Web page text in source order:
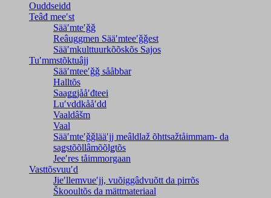
Ouddseidd
Teâđ meeʹst
Sääʹmteʹǧǧ
Reâuggmen Sääʹmteeʹǧǧest
Sääʹmkulttuurkõõskõs Sajos
Tuʹmmstõktuâjj
Sääʹmteeʹǧǧ sååbbar
Halltõs
Saaǥǥjååʹđteei
Luʹvddkååʹdd
Vaaldâšm
Vaal
Sääʹmteʹǧǧlääʹjj meâldlaž õhttsažtåimmam- da
saǥstõõllâmõõlǥtõs
Jeeʹres tåimmorgaan
Vasttõsvuuʹd
Jieʹllemvueʹjj, vuõiggâdvuõtt da pirrõs
Škooultõs da mättmateriaal